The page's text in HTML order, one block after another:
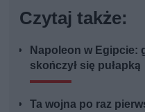
Czytaj także:
Napoleon w Egipcie:
skończył się pułapką
Ta wojna po raz